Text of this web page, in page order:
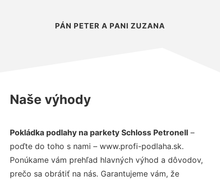
PÁN PETER A PANI ZUZANA
Naše výhody
Pokládka podlahy na parkety Schloss Petronell –
poďte do toho s nami – www.profi-podlaha.sk.
Ponúkame vám prehľad hlavných výhod a dôvodov,
prečo sa obrátiť na nás. Garantujeme vám, že